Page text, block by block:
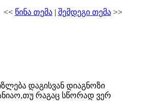
<< წინა თემა| შემდეგი თემა>>
დაგისვან დიაგნოზი
რაგაც სწორად ვერ